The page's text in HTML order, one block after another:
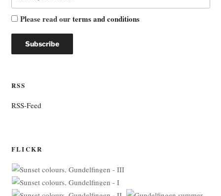
Please read ourterms and conditions
RSS
RSS-Feed
FLICKR